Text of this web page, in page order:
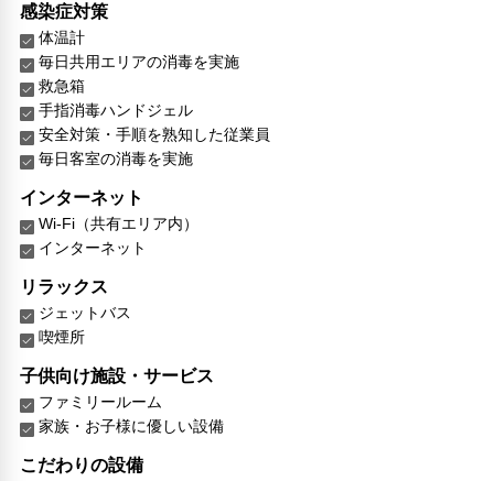
感染症対策
体温計
毎日共用エリアの消毒を実施
救急箱
手指消毒ハンドジェル
安全対策・手順を熟知した従業員
毎日客室の消毒を実施
インターネット
Wi-Fi（共有エリア内）
インターネット
リラックス
ジェットバス
喫煙所
子供向け施設・サービス
ファミリールーム
家族・お子様に優しい設備
こだわりの設備